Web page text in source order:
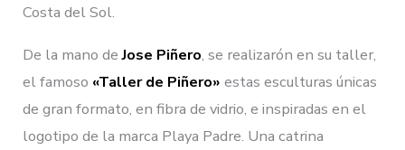
Costa del Sol.
De la mano deJose Piñero, se realizarón en su taller,
el famoso «Taller de Piñero» estas esculturas únicas
de gran formato, en fibra de vidrio, e inspiradas en el
logotipo de la marca Playa Padre. Una catrina